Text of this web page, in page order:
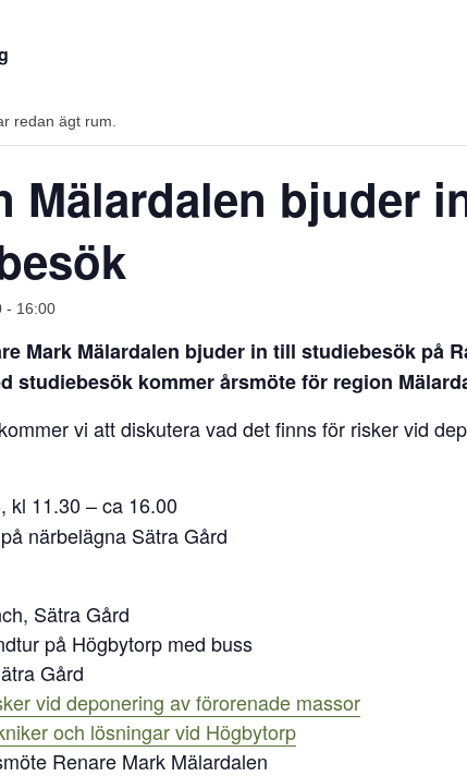
redan ägt rum.
Mälardalen bjuder
- 16:00
Mark Mälardalen bjuder in till studiebesök på
studiebesök kommer årsmöte för region
vi att diskutera vad det finns för risker vid
kl 11.30 – ca 16.00
närbelägna Sätra Gård
Sätra Gård
på Högbytorp med buss
Gård
vid deponering av förorenade massor
och lösningar vid Högbytorp
Renare Mark Mälardalen